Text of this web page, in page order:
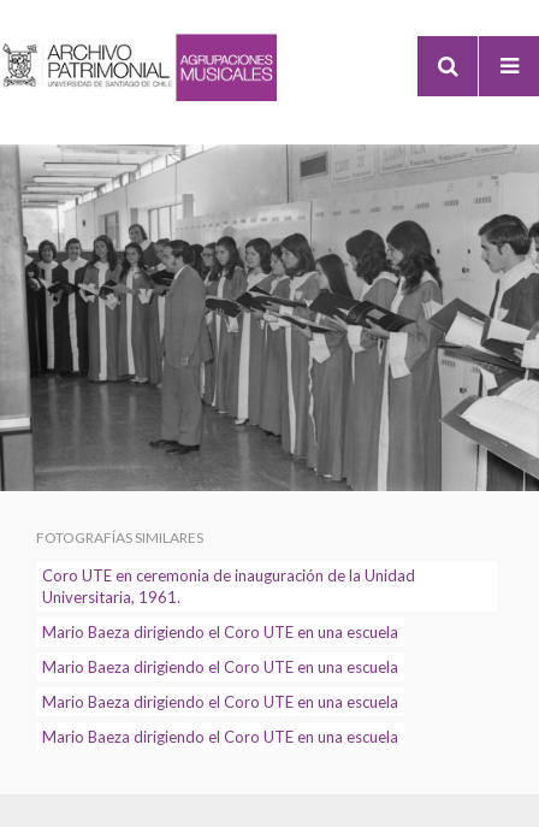
FOTOGRAFÍAS SIMILARES
Coro UTE en ceremonia de inauguración de la Unidad
Universitaria, 1961.
Mario Baeza dirigiendo el Coro UTE en una escuela
Mario Baeza dirigiendo el Coro UTE en una escuela
Mario Baeza dirigiendo el Coro UTE en una escuela
Mario Baeza dirigiendo el Coro UTE en una escuela